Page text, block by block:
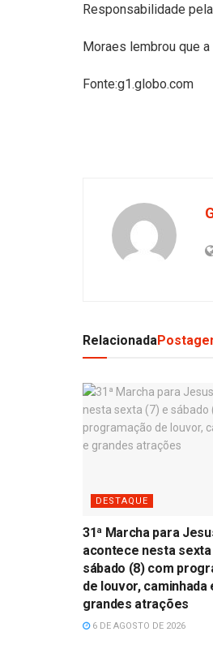
Responsabilidade
Moraes lembrou que
Fonte:g1.globo.com
Relacionada
DESTAQUE
31ª Marcha para
acontece nesta sexta
sábado (8) com
de louvor, caminhada
grandes atrações
6 DE AGOSTO DE 2026